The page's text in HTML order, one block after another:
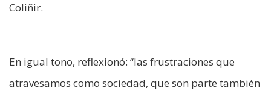
Coliñir.
En igual tono, reflexionó: “las frustraciones que
atravesamos como sociedad, que son parte también